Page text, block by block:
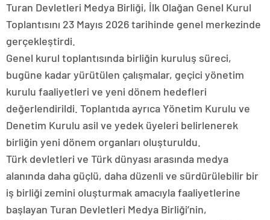
Turan Devletleri Medya Birliği, İlk Olağan Genel Kurul
Toplantısını 23 Mayıs 2026 tarihinde genel merkezinde
gerçekleştirdi.
Genel kurul toplantısında birliğin kuruluş süreci,
bugüne kadar yürütülen çalışmalar, geçici yönetim
kurulu faaliyetleri ve yeni dönem hedefleri
değerlendirildi. Toplantıda ayrıca Yönetim Kurulu ve
Denetim Kurulu asil ve yedek üyeleri belirlenerek
birliğin yeni dönem organları oluşturuldu.
Türk devletleri ve Türk dünyası arasında medya
alanında daha güçlü, daha düzenli ve sürdürülebilir bir
iş birliği zemini oluşturmak amacıyla faaliyetlerine
başlayan Turan Devletleri Medya Birliği’nin,